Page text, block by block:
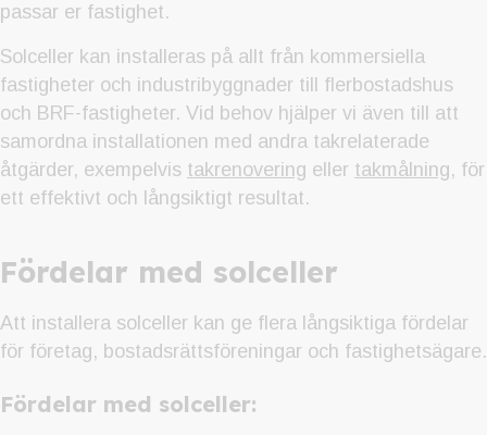
passar er fastighet.
Solceller kan installeras på allt från kommersiella
fastigheter och industribyggnader till flerbostadshus
och BRF-fastigheter. Vid behov hjälper vi även till att
samordna installationen med andra takrelaterade
åtgärder, exempelvis takrenovering eller takmålning, för
ett effektivt och långsiktigt resultat.
Fördelar med solceller
Att installera solceller kan ge flera långsiktiga fördelar
för företag, bostadsrättsföreningar och fastighetsägare.
Fördelar med solceller: